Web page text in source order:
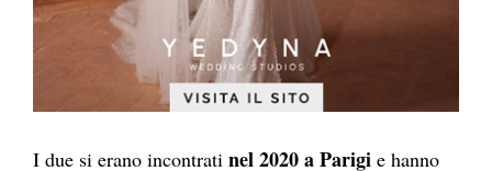
I due si erano incontrati nel 2020 a Parigi e hanno